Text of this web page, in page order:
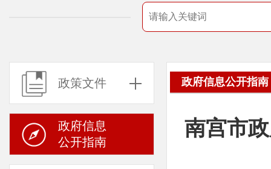
政策文件
政府信息
公开指南
政府信息公开指南
南宫市